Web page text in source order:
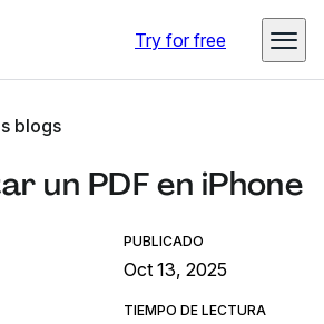
Try for free
blogs
un PDF en iPhone
PUBLICADO
Oct 13, 2025
TIEMPO DE LECTURA